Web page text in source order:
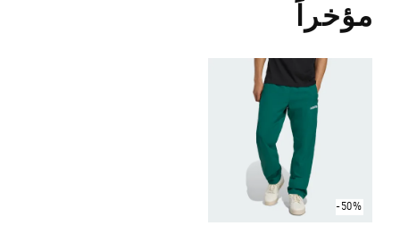
مؤخراً
-50%